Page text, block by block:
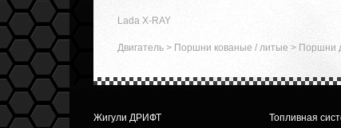
Lada X-RAY
Двигатель > Поршни кованые / литые > Поршни
Жигули ДРИФТ
Топливная